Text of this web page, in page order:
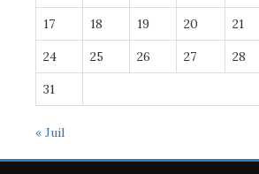
17 18 19 20 21
24 25 26 27 28
31
« Juil